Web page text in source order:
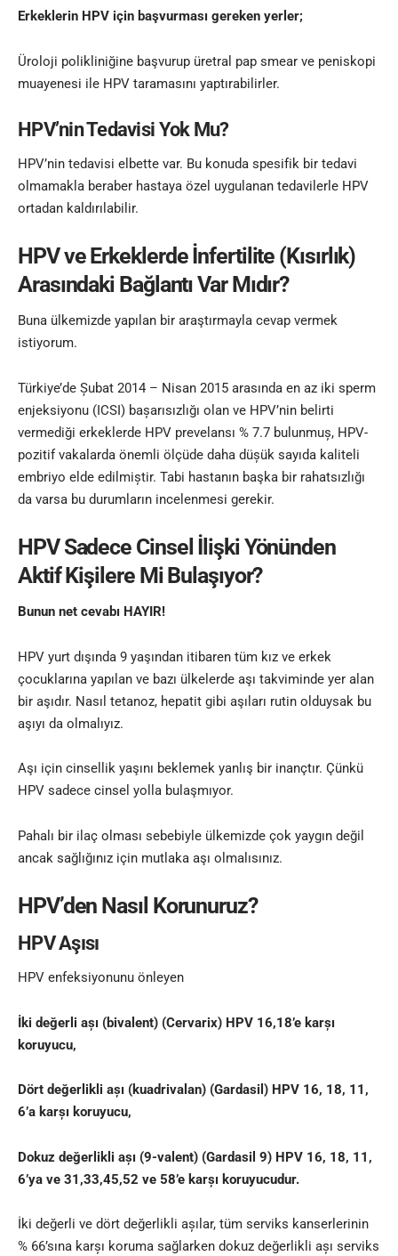
Erkeklerin HPV için başvurması gereken yerler;
Üroloji polikliniğine başvurup üretral pap smear ve peniskopi
muayenesi ile HPV taramasını yaptırabilirler.
HPV’nin Tedavisi Yok Mu?
HPV’nin tedavisi elbette var. Bu konuda spesifik bir tedavi
olmamakla beraber hastaya özel uygulanan tedavilerle HPV
ortadan kaldırılabilir.
HPV ve Erkeklerde İnfertilite (Kısırlık)
Arasındaki Bağlantı Var Mıdır?
Buna ülkemizde yapılan bir araştırmayla cevap vermek
istiyorum.
Türkiye’de Șubat 2014 – Nisan 2015 arasında en az iki sperm
enjeksiyonu (ICSI) bașarısızlığı olan ve HPV’nin belirti
vermediği erkeklerde HPV prevelansı % 7.7 bulunmuș, HPV-
pozitif vakalarda önemli ölçüde daha düșük sayıda kaliteli
embriyo elde edilmiștir. Tabi hastanın başka bir rahatsızlığı
da varsa bu durumların incelenmesi gerekir.
HPV Sadece Cinsel İlişki Yönünden
Aktif Kişilere Mi Bulaşıyor?
Bunun net cevabı HAYIR!
HPV yurt dışında 9 yaşından itibaren tüm kız ve erkek
çocuklarına yapılan ve bazı ülkelerde aşı takviminde yer alan
bir aşıdır. Nasıl tetanoz, hepatit gibi aşıları rutin olduysak bu
aşıyı da olmalıyız.
Aşı için cinsellik yaşını beklemek yanlış bir inançtır. Çünkü
HPV sadece cinsel yolla bulaşmıyor.
Pahalı bir ilaç olması sebebiyle ülkemizde çok yaygın değil
ancak sağlığınız için mutlaka aşı olmalısınız.
HPV’den Nasıl Korunuruz?
HPV Aşısı
HPV enfeksiyonunu önleyen
İki değerli așı (bivalent) (Cervarix) HPV 16,18’e karșı
koruyucu,
Dört değerlikli așı (kuadrivalan) (Gardasil) HPV 16, 18, 11,
6’a karșı koruyucu,
Dokuz değerlikli așı (9-valent) (Gardasil 9) HPV 16, 18, 11,
6’ya ve 31,33,45,52 ve 58’e karșı koruyucudur.
İki değerli ve dört değerlikli așılar, tüm serviks kanserlerinin
% 66’sına karșı koruma sağlarken dokuz değerlikli așı serviks